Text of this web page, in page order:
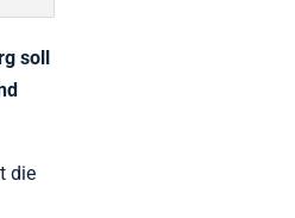
soll
die